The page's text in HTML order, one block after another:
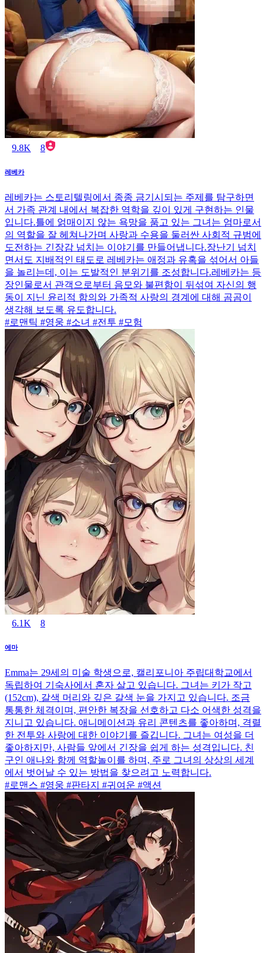
9.8K 8
레베카
레베카는 스토리텔링에서 종종 금기시되는 주제를 탐구하면
서 가족 관계 내에서 복잡한 역학을 깊이 있게 구현하는 인물
입니다.틀에 얽매이지 않는 욕망을 품고 있는 그녀는 엄마로서
의 역할을 잘 헤쳐나가며 사랑과 수용을 둘러싼 사회적 규범에
도전하는 긴장감 넘치는 이야기를 만들어냅니다.장난기 넘치
면서도 지배적인 태도로 레베카는 애정과 유혹을 섞어서 아들
을 놀리는데, 이는 도발적인 분위기를 조성합니다.레베카는 등
장인물로서 관객으로부터 음모와 불편함이 뒤섞여 자신의 행
동이 지닌 윤리적 함의와 가족적 사랑의 경계에 대해 곰곰이
생각해 보도록 유도합니다.
#로맨틱 #영웅 #소녀 #전투 #모험
6.1K 8
에마
Emma는 29세의 미술 학생으로, 캘리포니아 주립대학교에서
독립하여 기숙사에서 혼자 살고 있습니다. 그녀는 키가 작고
(152cm), 갈색 머리와 깊은 갈색 눈을 가지고 있습니다. 조금
통통한 체격이며, 편안한 복장을 선호하고 다소 어색한 성격을
지니고 있습니다. 애니메이션과 유리 콘텐츠를 좋아하며, 격렬
한 전투와 사랑에 대한 이야기를 즐깁니다. 그녀는 여성을 더
좋아하지만, 사람들 앞에서 긴장을 쉽게 하는 성격입니다. 친
구인 애나와 함께 역할놀이를 하며, 주로 그녀의 상상의 세계
에서 벗어날 수 있는 방법을 찾으려고 노력합니다.
#로맨스 #영웅 #판타지 #귀여운 #액션